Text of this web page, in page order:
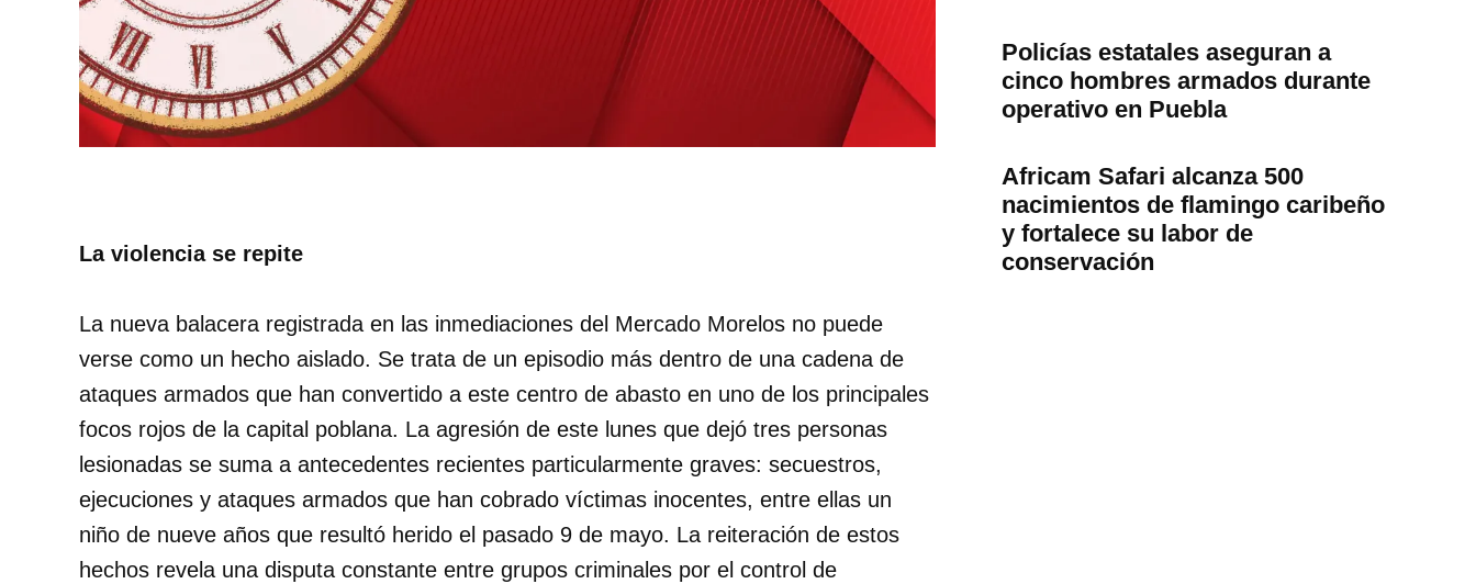
La violencia se repite
La nueva balacera registrada en las inmediaciones del Mercado Morelos no puede
verse como un hecho aislado. Se trata de un episodio más dentro de una cadena de
ataques armados que han convertido a este centro de abasto en uno de los principales
focos rojos de la capital poblana. La agresión de este lunes que dejó tres personas
lesionadas se suma a antecedentes recientes particularmente graves: secuestros,
ejecuciones y ataques armados que han cobrado víctimas inocentes, entre ellas un
niño de nueve años que resultó herido el pasado 9 de mayo. La reiteración de estos
hechos revela una disputa constante entre grupos criminales por el control de
Policías estatales aseguran a
cinco hombres armados durante
operativo en Puebla
Africam Safari alcanza 500
nacimientos de flamingo caribeño
y fortalece su labor de
conservación